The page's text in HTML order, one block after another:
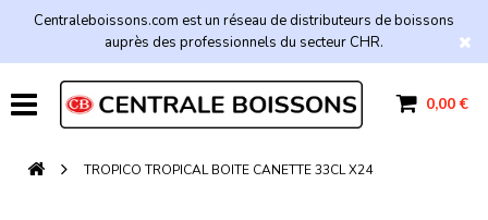
Centraleboissons.com est un réseau de distributeurs de boissons
auprès des professionnels du secteur CHR.
0,00 €
TROPICO TROPICAL BOITE CANETTE 33CL X24